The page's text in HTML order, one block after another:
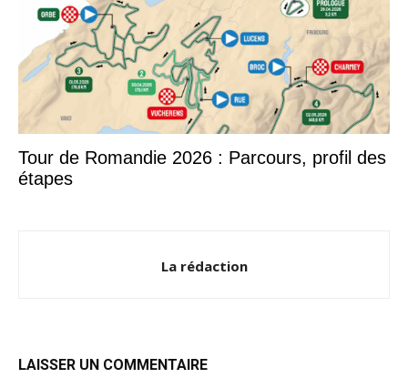
Tour de Romandie 2026 : Parcours, profil des
étapes
La rédaction
LAISSER UN COMMENTAIRE